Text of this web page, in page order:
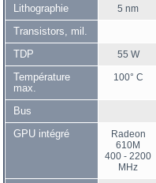
Lithographie 5 nm
Transistors, mil.
TDP
55 W
Température
max.
100° C
Bus
GPU intégré
Radeon
610M
400 - 2200
MHz